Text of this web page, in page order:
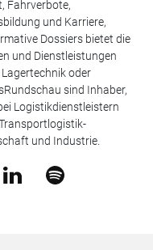
Fahrverbote,
und Karriere,
Dossiers bietet die
und Dienstleistungen
Lagertechnik oder
sind Inhaber,
Logistikdienstleistern
und Industrie.